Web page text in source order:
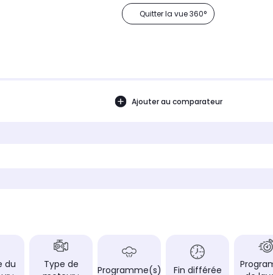
Quitter la vue 360°
Ajouter au comparateur
du
Type de
Programme(s) Fin différée